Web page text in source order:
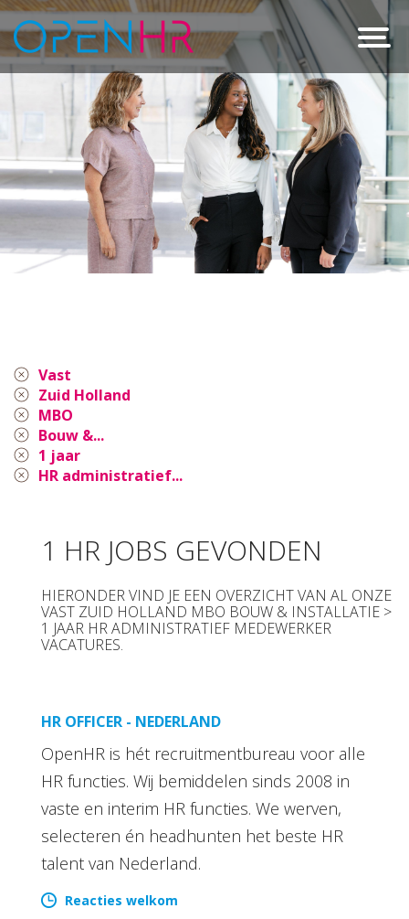
Vast
Zuid Holland
MBO
Bouw &...
1 jaar
HR administratief...
1 HR JOBS GEVONDEN
HIERONDER VIND JE EEN OVERZICHT VAN AL ONZE
VAST ZUID HOLLAND MBO BOUW & INSTALLATIE >
1 JAAR HR ADMINISTRATIEF MEDEWERKER
VACATURES.
HR OFFICER - NEDERLAND
OpenHR is hét recruitmentbureau voor alle
HR functies. Wij bemiddelen sinds 2008 in
vaste en interim HR functies. We werven,
selecteren én headhunten het beste HR
talent van Nederland.
Reacties welkom